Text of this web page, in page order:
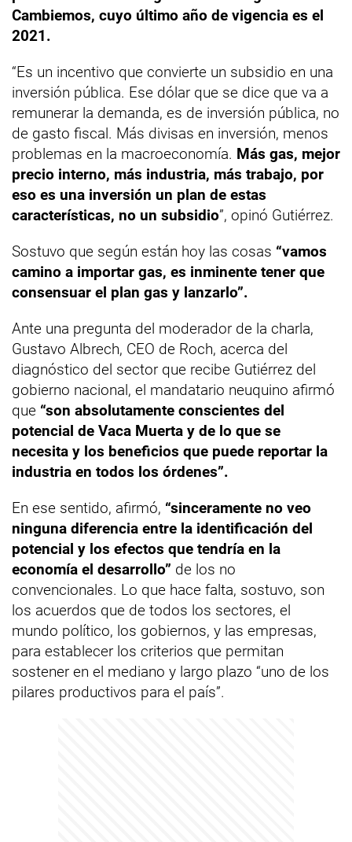
Cambiemos, cuyo último año de vigencia es el
2021.
“Es un incentivo que convierte un subsidio en una
inversión pública. Ese dólar que se dice que va a
remunerar la demanda, es de inversión pública, no
de gasto fiscal. Más divisas en inversión, menos
problemas en la macroeconomía. Más gas, mejor
precio interno, más industria, más trabajo, por
eso es una inversión un plan de estas
características, no un subsidio”, opinó Gutiérrez.
Sostuvo que según están hoy las cosas “vamos
camino a importar gas, es inminente tener que
consensuar el plan gas y lanzarlo”.
Ante una pregunta del moderador de la charla,
Gustavo Albrech, CEO de Roch, acerca del
diagnóstico del sector que recibe Gutiérrez del
gobierno nacional, el mandatario neuquino afirmó
que “son absolutamente conscientes del
potencial de Vaca Muerta y de lo que se
necesita y los beneficios que puede reportar la
industria en todos los órdenes”.
En ese sentido, afirmó, “sinceramente no veo
ninguna diferencia entre la identificación del
potencial y los efectos que tendría en la
economía el desarrollo” de los no
convencionales. Lo que hace falta, sostuvo, son
los acuerdos que de todos los sectores, el
mundo político, los gobiernos, y las empresas,
para establecer los criterios que permitan
sostener en el mediano y largo plazo “uno de los
pilares productivos para el país”.